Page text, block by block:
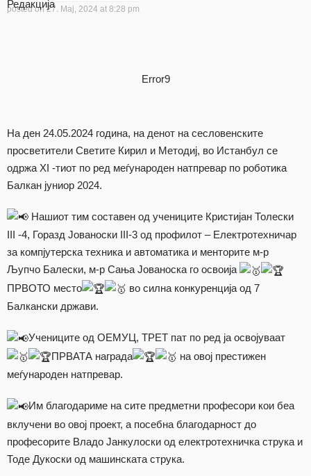
posted on 27. Мај, 2024 at 8:28 pm
Error9
На ден 24.05.2024 година, на денот на сесловенските
просветители Светите Кирил и Методиј, во Истанбул се
одржа XI -тиот по ред меѓународен натпревар по роботика
Балкан јуниор 2024.
Нашиот тим составен од учениците Кристијан Толески
III -4, Горазд Јованоски III-3 од профилот – Електротехничар
за компјутерска техника и автоматика и менторите м-р
Љупчо Балески, м-р Сања Јованоска го освоија
ПРВОТО место
во силна конкуренција од 7
Балкански држави.
Учениците од ОЕМУЦ, ТРЕТ пат по ред ја освојуваат
ПРВАТА награда
на овој престижен
меѓународен натпревар.
Им благодариме на сите предметни професори кои беа
вклучени во овој проект, а посебна благодарност до
професорите Владо Јанкулоски од електротехничка струка и
Тоде Дукоски од машинската струка.